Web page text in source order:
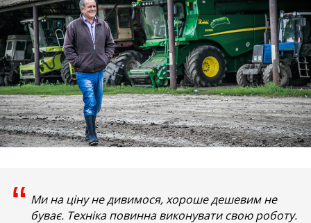
“ Ми на ціну не дивимося, хороше дешевим не
буває. Техніка повинна виконувати свою роботу.